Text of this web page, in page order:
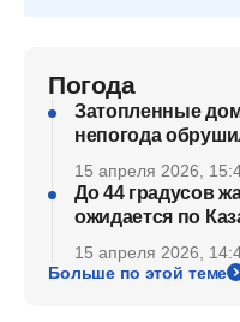
Погода
Затопленные
непогода
15 апреля 2026,
До 44 градусов
ожидается по
15 апреля 2026,
Больше по этой теме